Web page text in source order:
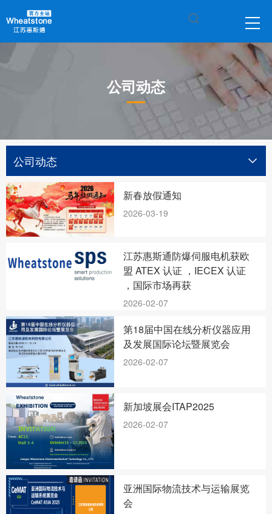
公司动态
公司动态
新春放假通知
2026-03-19
江苏惠斯通防爆伺服电机获欧
盟 ATEX 认证 ，IECEX 认证
，国际市场再获
2026-02-07
第18届中国在线分析仪器应用
及发展国际论坛暨展览会
2026-02-07
新加坡展会ITAP2025
2026-02-07
亚洲国际物流技术与运输展览
会